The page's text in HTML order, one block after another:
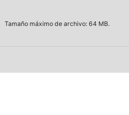
Tamaño máximo de archivo: 64 MB.